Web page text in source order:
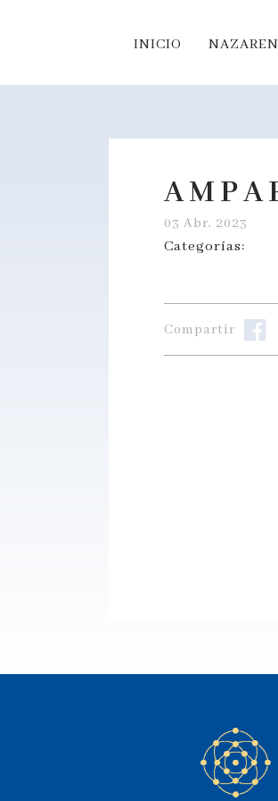
INICIO
03 Abr, 2023
Categorías:
Compartir